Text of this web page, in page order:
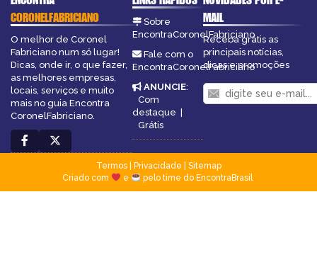
CORONELFABRICIANO
O melhor de Coronel
Fabriciano num só lugar!
Dicas, onde ir, o que fazer,
as melhores empresas,
locais, serviços e muito
mais no guia Encontra
CoronelFabriciano.
Sobre
EncontraCoronelFabriciano
Fale com o
EncontraCoronelFabriciano
ANUNCIE:
Com
destaque
Grátis
MAIL
Receba grátis as
principais notícias,
dicas e promoções
Termos| Privacidade
Sitemap
Criado com
e pelo time do EncontraBrasil